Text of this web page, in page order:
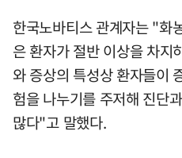
한국노바티스 관계자는 "화
은 환자가 절반 이상을 차지
와 증상의 특성상 환자들이
험을 나누기를 주저해 진단
많다"고 말했다.